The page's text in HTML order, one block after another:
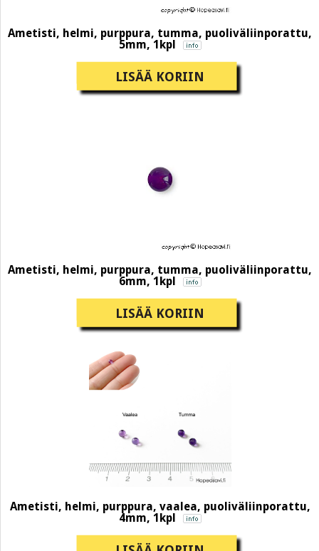
Ametisti, helmi, purppura, tumma, puoliväliinporattu,
5mm, 1kpl
LISÄÄ KORIIN
Ametisti, helmi, purppura, tumma, puoliväliinporattu,
6mm, 1kpl
LISÄÄ KORIIN
Ametisti, helmi, purppura, vaalea, puoliväliinporattu,
4mm, 1kpl